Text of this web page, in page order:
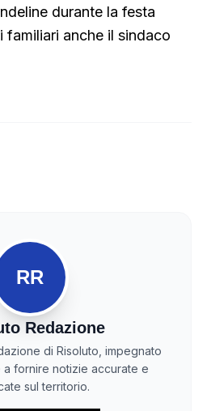
durante la festa
familiari anche il sindaco
RR
Redazione
di Risoluto, impegnato
a fornire notizie accurate e
sul territorio.